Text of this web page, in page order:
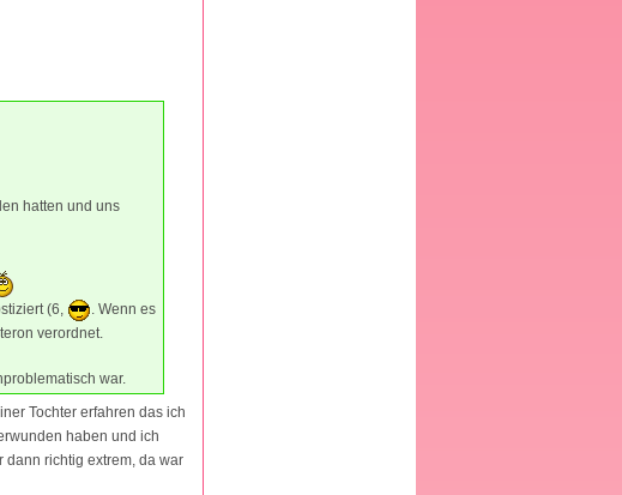
hatten und uns
(6,
. Wenn es
verordnet.
war.
Tochter erfahren das ich
haben und ich
richtig extrem, da war